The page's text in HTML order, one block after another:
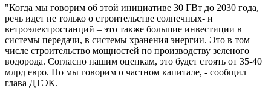
"Когда мы говорим об этой инициативе 30 ГВт до 2030 года,
речь идет не только о строительстве солнечных- и
ветроэлектростанций – это также большие инвестиции в
системы передачи, в системы хранения энергии. Это в том
числе строительство мощностей по производству зеленого
водорода. Согласно нашим оценкам, это будет стоять от 35-40
млрд евро. Но мы говорим о частном капитале, - сообщил
глава ДТЭК.